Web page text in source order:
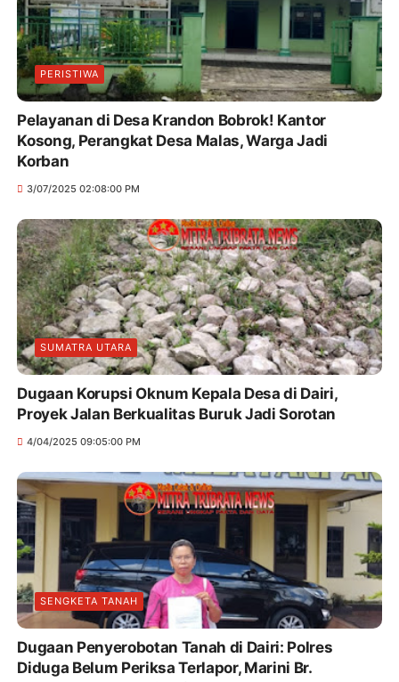
PERISTIWA
Pelayanan di Desa Krandon Bobrok! Kantor
Kosong, Perangkat Desa Malas, Warga Jadi
Korban
3/07/2025 02:08:00 PM
SUMATRA UTARA
Dugaan Korupsi Oknum Kepala Desa di Dairi,
Proyek Jalan Berkualitas Buruk Jadi Sorotan
4/04/2025 09:05:00 PM
SENGKETA TANAH
Dugaan Penyerobotan Tanah di Dairi: Polres
Diduga Belum Periksa Terlapor, Marini Br.